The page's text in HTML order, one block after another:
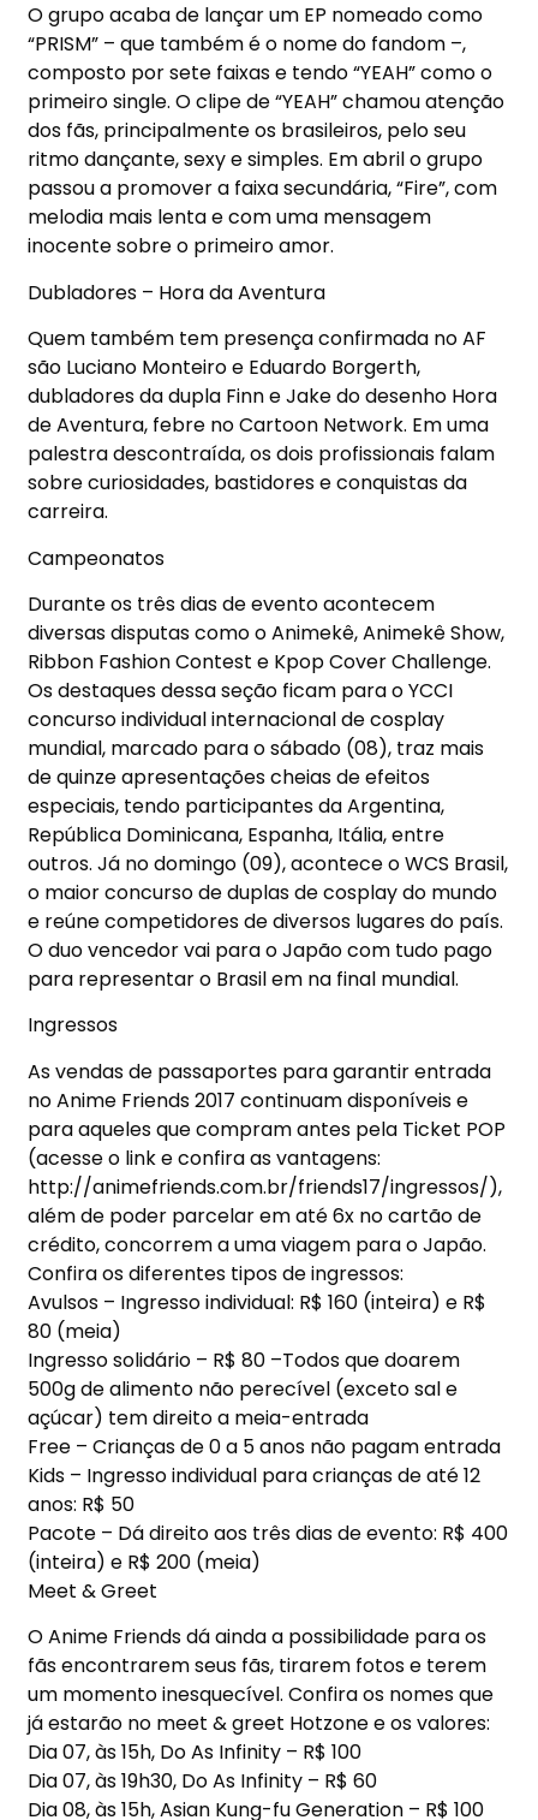
O grupo acaba de lançar um EP nomeado como
“PRISM” – que também é o nome do fandom –,
composto por sete faixas e tendo “YEAH” como o
primeiro single. O clipe de “YEAH” chamou atenção
dos fãs, principalmente os brasileiros, pelo seu
ritmo dançante, sexy e simples. Em abril o grupo
passou a promover a faixa secundária, “Fire”, com
melodia mais lenta e com uma mensagem
inocente sobre o primeiro amor.
Dubladores – Hora da Aventura
Quem também tem presença confirmada no AF
são Luciano Monteiro e Eduardo Borgerth,
dubladores da dupla Finn e Jake do desenho Hora
de Aventura, febre no Cartoon Network. Em uma
palestra descontraída, os dois profissionais falam
sobre curiosidades, bastidores e conquistas da
carreira.
Campeonatos
Durante os três dias de evento acontecem
diversas disputas como o Animekê, Animekê Show,
Ribbon Fashion Contest e Kpop Cover Challenge.
Os destaques dessa seção ficam para o YCCI
concurso individual internacional de cosplay
mundial, marcado para o sábado (08), traz mais
de quinze apresentações cheias de efeitos
especiais, tendo participantes da Argentina,
República Dominicana, Espanha, Itália, entre
outros. Já no domingo (09), acontece o WCS Brasil,
o maior concurso de duplas de cosplay do mundo
e reúne competidores de diversos lugares do país.
O duo vencedor vai para o Japão com tudo pago
para representar o Brasil em na final mundial.
Ingressos
As vendas de passaportes para garantir entrada
no Anime Friends 2017 continuam disponíveis e
para aqueles que compram antes pela Ticket POP
(acesse o link e confira as vantagens:
http://animefriends.com.br/friends17/ingressos/),
além de poder parcelar em até 6x no cartão de
crédito, concorrem a uma viagem para o Japão.
Confira os diferentes tipos de ingressos:
Avulsos – Ingresso individual: R$ 160 (inteira) e R$
80 (meia)
Ingresso solidário – R$ 80 –Todos que doarem
500g de alimento não perecível (exceto sal e
açúcar) tem direito a meia-entrada
Free – Crianças de 0 a 5 anos não pagam entrada
Kids – Ingresso individual para crianças de até 12
anos: R$ 50
Pacote – Dá direito aos três dias de evento: R$ 400
(inteira) e R$ 200 (meia)
Meet & Greet
O Anime Friends dá ainda a possibilidade para os
fãs encontrarem seus fãs, tirarem fotos e terem
um momento inesquecível. Confira os nomes que
já estarão no meet & greet Hotzone e os valores:
Dia 07, às 15h, Do As Infinity – R$ 100
Dia 07, às 19h30, Do As Infinity – R$ 60
Dia 08, às 15h, Asian Kung-fu Generation – R$ 100